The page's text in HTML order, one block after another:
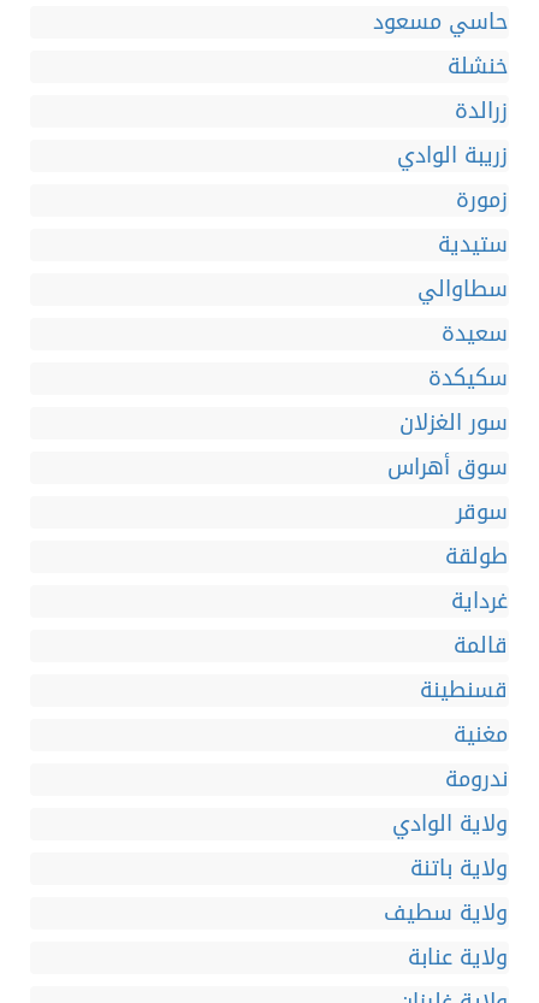
حاسي مسعود
خنشلة
زرالدة
زريبة الوادي
زمورة
ستيدية
سطاوالي
سعيدة
سكيكدة
سور الغزلان
سوق أهراس
سوقر
طولقة
غرداية
قالمة
قسنطينة
مغنية
ندرومة
ولاية الوادي
ولاية باتنة
ولاية سطيف
ولاية عنابة